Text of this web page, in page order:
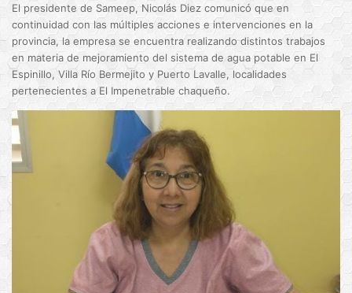
El presidente de Sameep, Nicolás Diez comunicó que en
continuidad con las múltiples acciones e intervenciones en la
provincia, la empresa se encuentra realizando distintos trabajos
en materia de mejoramiento del sistema de agua potable en El
Espinillo, Villa Río Bermejito y Puerto Lavalle, localidades
pertenecientes a El Impenetrable chaqueño.